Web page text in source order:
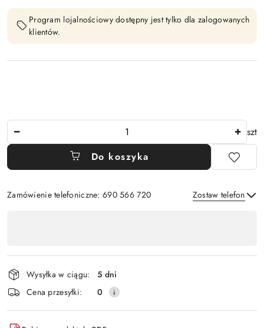
Program lojalnościowy dostępny jest tylko dla zalogowanych
klientów.
szt
Do koszyka
Zamówienie telefoniczne: 690 566 720 Zostaw telefon
płatność
i
dostawa
Wysyłka w ciągu:
5 dni
Cena przesyłki:
0